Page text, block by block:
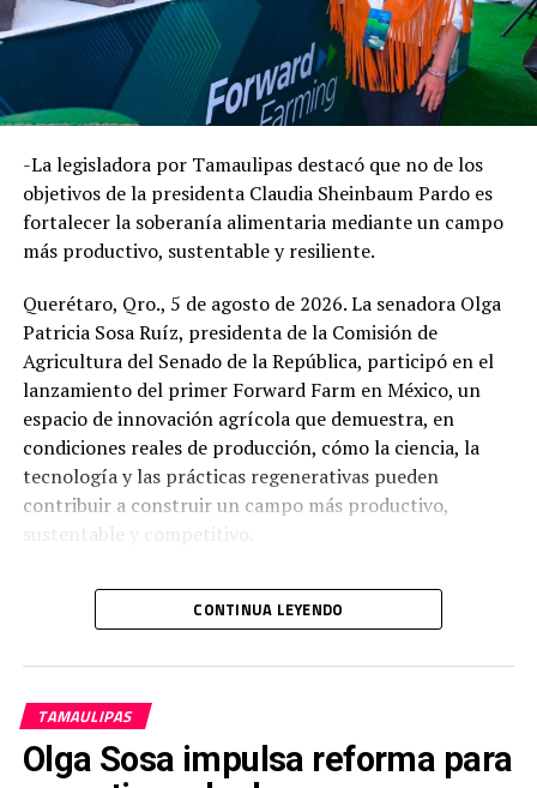
-La legisladora por Tamaulipas destacó que no de los
objetivos de la presidenta Claudia Sheinbaum Pardo es
fortalecer la soberanía alimentaria mediante un campo
más productivo, sustentable y resiliente.
Querétaro, Qro., 5 de agosto de 2026. La senadora Olga
Patricia Sosa Ruíz, presidenta de la Comisión de
Agricultura del Senado de la República, participó en el
lanzamiento del primer Forward Farm en México, un
espacio de innovación agrícola que demuestra, en
condiciones reales de producción, cómo la ciencia, la
tecnología y las prácticas regenerativas pueden
contribuir a construir un campo más productivo,
sustentable y competitivo.
La congresista consideró que la transformación del
servicio de quienes producen nuestros alimentos y
afirmó que innovar significa producir más con menos
recursos, cuidar el agua, proteger nuestros suelos y
generar mayor bienestar para las familias rurales.
CONTINUA LEYENDO
TAMAULIPAS
Olga Sosa impulsa reforma para